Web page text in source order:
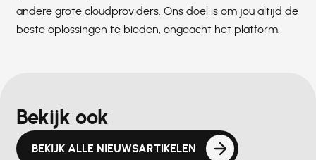
andere grote cloudproviders. Ons doel is om jou altijd de
beste oplossingen te bieden, ongeacht het platform.
Bekijk ook
BEKIJK ALLE NIEUWSARTIKELEN